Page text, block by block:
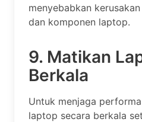
menyebabkan
dan komponen laptop.
9. Matikan
Berkala
Untuk menjaga
laptop secara berkala